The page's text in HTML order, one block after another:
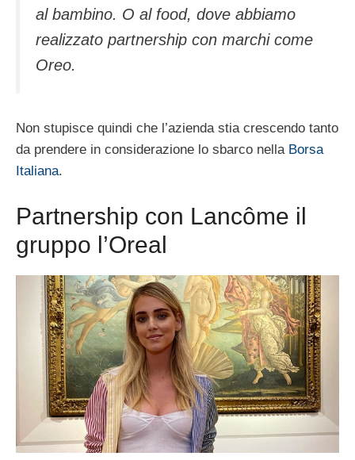
al bambino. O al food, dove abbiamo
realizzato partnership con marchi come
Oreo.
Non stupisce quindi che l’azienda stia crescendo tanto
da prendere in considerazione lo sbarco nella Borsa
Italiana.
Partnership con Lancôme il
gruppo l’Oreal